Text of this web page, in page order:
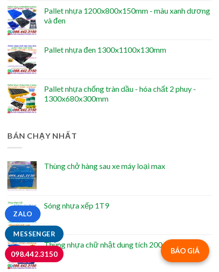
Pallet nhựa 1200x800x150mm - màu xanh dương
và đen
Pallet nhựa đen 1300x1100x130mm
Pallet nhựa chống tràn dầu - hóa chất 2 phuy -
1300x680x300mm
BÁN CHẠY NHẤT
Thùng chở hàng sau xe máy loại max
Sóng nhựa xếp 1T9
Thùng nhựa chữ nhật dung tích 200 lít
BÁO GIÁ
MESSENGER
ZALO
098.442.3150